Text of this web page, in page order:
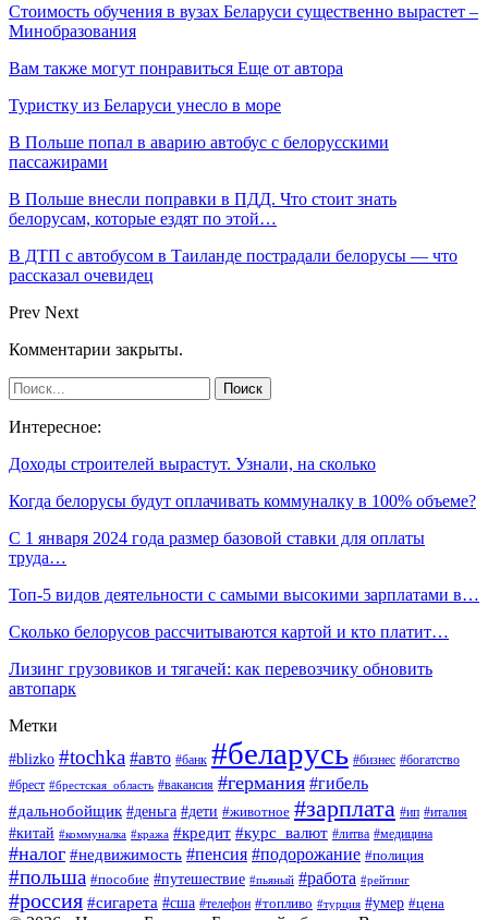
Стоимость обучения в вузах Беларуси существенно вырастет –
Минобразования
Вам также могут понравиться Еще от автора
Туристку из Беларуси унесло в море
В Польше попал в аварию автобус с белорусскими
пассажирами
В Польше внесли поправки в ПДД. Что стоит знать
белорусам, которые ездят по этой…
В ДТП с автобусом в Таиланде пострадали белорусы — что
рассказал очевидец
Prev Next
Комментарии закрыты.
Интересное:
Доходы строителей вырастут. Узнали, на сколько
Когда белорусы будут оплачивать коммуналку в 100% объеме?
С 1 января 2024 года размер базовой ставки для оплаты
труда…
Топ-5 видов деятельности с самыми высокими зарплатами в…
Сколько белорусов рассчитываются картой и кто платит…
Лизинг грузовиков и тягачей: как перевозчику обновить
автопарк
Метки
#blizko #tochka #авто #банк #беларусь #бизнес #богатство
#брест #брестская_область #вакансия #германия #гибель
#дальнобойщик #деньга #дети #животное #зарплата #ип #италия
#китай #коммуналка #кража #кредит #курс_валют #литва #медицина
#налог #недвижимость #пенсия #подорожание #полиция
#польша #пособие #путешествие #пьяный #работа #рейтинг
#россия #сигарета #сша #телефон #топливо #турция #умер #цена